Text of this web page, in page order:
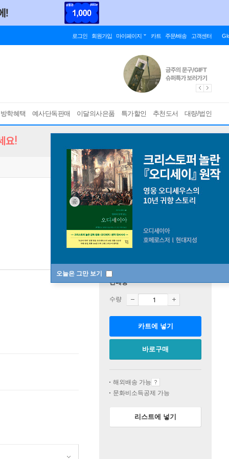
로그인 회원가입 마이페이지 카트 주문/배송 고객센터
학혜택 예사단독판매 이달의사은품 특가할인 추천도서 대량/법인
오늘은 그만 보기
요!
판매중
수량
카트에 넣기
바로구매
해외배송 가능
문화비소득공제 가능
리스트에 넣기